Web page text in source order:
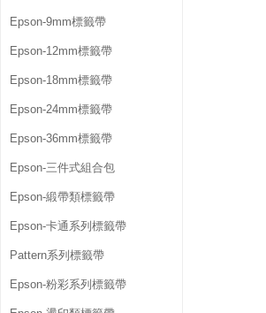
Epson-9mm標籤帶
Epson-12mm標籤帶
Epson-18mm標籤帶
Epson-24mm標籤帶
Epson-36mm標籤帶
Epson-三件式組合包
Epson-緞帶類標籤帶
Epson-卡通系列標籤帶
Pattern系列標籤帶
Epson-粉彩系列標籤帶